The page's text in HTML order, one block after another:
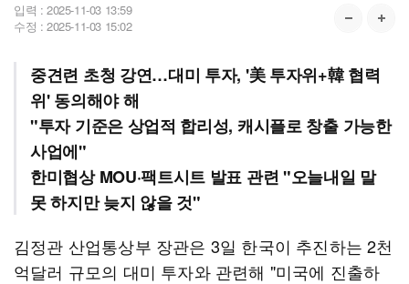
입력 : 2025-11-03 13:59
수정 : 2025-11-03 15:02
중견련 초청 강연…대미 투자, '美 투자위+韓 협력
위' 동의해야 해
"투자 기준은 상업적 합리성, 캐시플로 창출 가능한
사업에"
한미협상 MOU·팩트시트 발표 관련 "오늘내일 말
못 하지만 늦지 않을 것"
김정관 산업통상부 장관은 3일 한국이 추진하는 2천
억달러 규모의 대미 투자와 관련해 "미국에 진출하